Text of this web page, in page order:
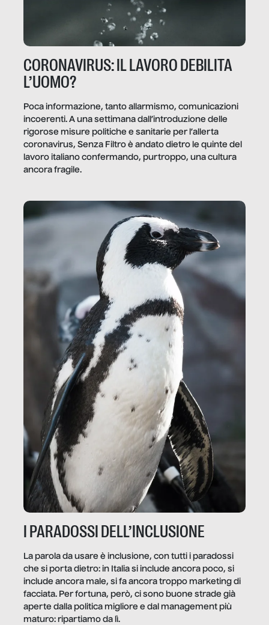
CORONAVIRUS: IL LAVORO DEBILITA
L’UOMO?
Poca informazione, tanto allarmismo, comunicazioni
incoerenti. A una settimana dall’introduzione delle
rigorose misure politiche e sanitarie per l’allerta
coronavirus, Senza Filtro è andato dietro le quinte del
lavoro italiano confermando, purtroppo, una cultura
ancora fragile.
I PARADOSSI DELL’INCLUSIONE
La parola da usare è inclusione, con tutti i paradossi
che si porta dietro: in Italia si include ancora poco, si
include ancora male, si fa ancora troppo marketing di
facciata. Per fortuna, però, ci sono buone strade già
aperte dalla politica migliore e dal management più
maturo: ripartiamo da lì.